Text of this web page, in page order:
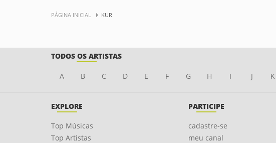
PÁGINA INICIAL KUR
TODOS OS ARTISTAS
A B C D E F G H I J K
EXPLORE
Top Músicas
Top Artistas
PARTICIPE
cadastre-se
meu canal